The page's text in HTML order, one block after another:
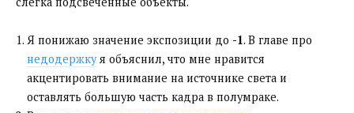
Я понижаю значение экспозиции до -1. В главе про
недодержкуя объяснил, что мне нравится
акцентировать внимание на источнике света и
оставлять большую часть кадра в полумраке.